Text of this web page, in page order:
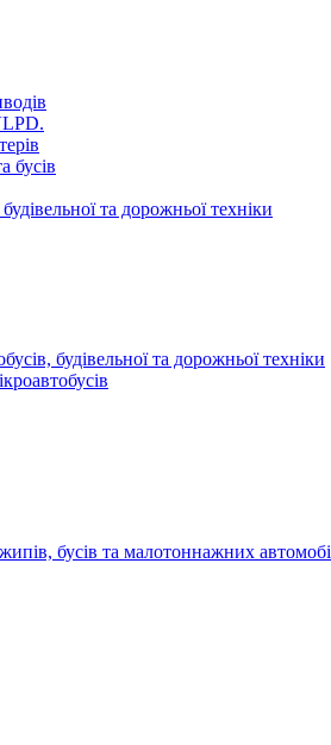
бусів
та дорожньої техніки
будівельної та дорожньої техніки
бусів та малотоннажних